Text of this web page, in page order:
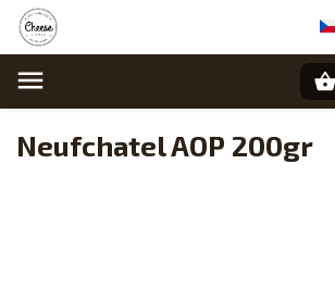
Neufchatel AOP 200gr